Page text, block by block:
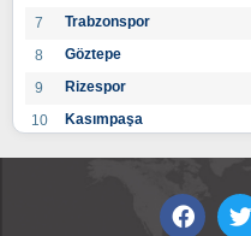
7
Trabzonspor
8
Göztepe
9
Rizespor
10
Kasımpaşa